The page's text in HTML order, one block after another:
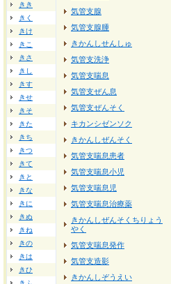
きき
きく
きけ
きこ
きさ
きし
きす
きせ
きそ
きた
きち
きつ
きて
きと
きな
きに
きぬ
きね
きの
きは
きひ
気管支腺
気管支腺腫
きかんしせんしゅ
気管支洗浄
気管支喘息
気管支ぜん息
気管支ぜんそく
キカンシゼンソク
きかんしぜんそく
気管支喘息患者
気管支喘息小児
気管支喘息児
気管支喘息治療薬
きかんしぜんそくちりょう
やく
気管支喘息発作
気管支造影
きかんしぞうえい